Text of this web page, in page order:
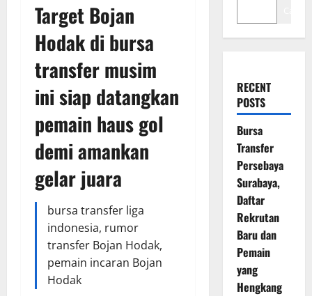
Target Bojan
Hodak di bursa
transfer musim
ini siap datangkan
pemain haus gol
demi amankan
gelar juara
bursa transfer liga
indonesia, rumor
transfer Bojan Hodak,
pemain incaran Bojan
Hodak
RECENT
POSTS
Bursa
Transfer
Persebaya
Surabaya,
Daftar
Rekrutan
Baru dan
Pemain
yang
Hengkang